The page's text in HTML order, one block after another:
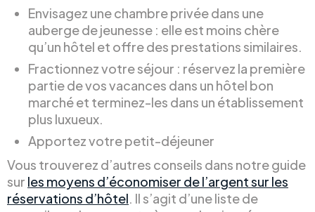
Envisagez une chambre privée dans une
auberge de jeunesse : elle est moins chère
qu’un hôtel et offre des prestations similaires.
Fractionnez votre séjour : réservez la première
partie de vos vacances dans un hôtel bon
marché et terminez-les dans un établissement
plus luxueux.
Apportez votre petit-déjeuner
Vous trouverez d’autres conseils dans notre guide
sur les moyens d’économiser de l’argent sur les
réservations d’hôtel. Il s’agit d’une liste de